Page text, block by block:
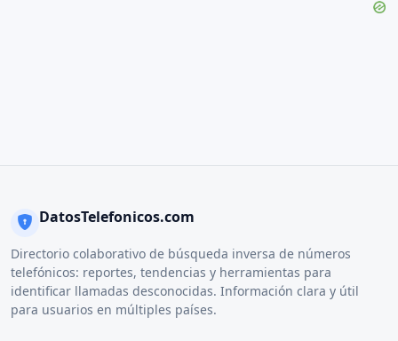
DatosTelefonicos.com
Directorio colaborativo de búsqueda inversa de números
telefónicos: reportes, tendencias y herramientas para
identificar llamadas desconocidas. Información clara y útil
para usuarios en múltiples países.